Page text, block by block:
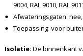
9004, RAL 9010, RAL
Afwateringsgaten:
Toepassing: voor
Isolatie: De binnenkant